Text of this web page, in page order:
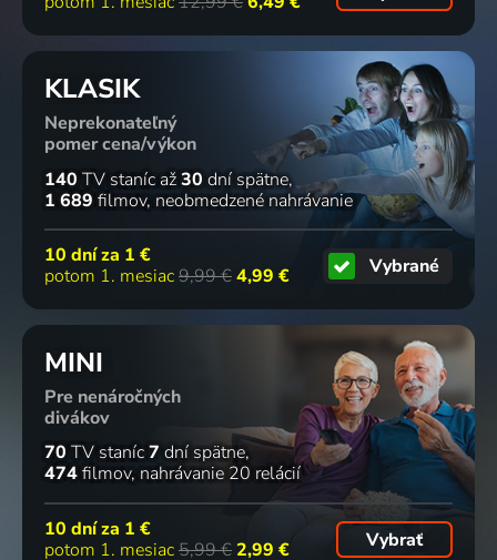
mojej
kuchyne
2014-2019 | Varenie
papuľke
pokličkou
Klárkou
Varenie
2 diely
s Inou
Garten
Varenie
4 diely
karibská
kuchyně
Varenie
4 diely
Maďarska
Varenie
Bizarní
Lahodné
Varenie
77%
Nový
mistr
pekař:
Paříž
2024 | Varenie, Reality TV
Letní
mistrovství
pekařů
2023 | USA | Varenie, Reality TV, Súťaž
72%
Bobbyho
trojitá
hrozba
2022 | Varenie, Súťaž
71%
Souboj
bratrů:
Michael
Bryanovi
2021 | Varenie, Reality TV
66
4 diely 4 diely 4 diely 2 diely
KLASIK
Neprekonateľný
pomer cena/výkon
140 TV staníc až30 dní spätne
1 689 filmov neobmedzené nahrávanie
10 dní za 1 €
potom 1. mesiac9,99 €4,99 € Vybrané
MINI
Pre nenáročných
divákov
70 TV staníc7 dní spätne
474filmov nahrávanie 20 relácií
10 dní za 1 €
potom 1. mesiac5,99 € 2,99 € Vybrať